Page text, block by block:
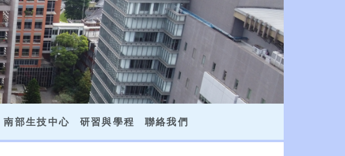
南部生技中心 研習與學程 聯絡我們